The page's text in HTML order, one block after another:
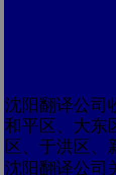
沈阳翻译公司
和平区、大东
区、于洪区、
沈阳翻译公司